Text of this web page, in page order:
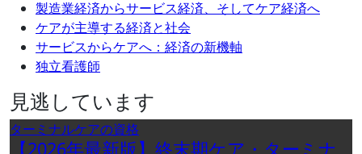
製造業経済からサービス経済、そしてケア経済へ
ケアが主導する経済と社会
サービスからケアへ：経済の新機軸
独立看護師
見逃しています
ターミナルケアの資格
【2026年最新版】終末期ケア・ターミナ